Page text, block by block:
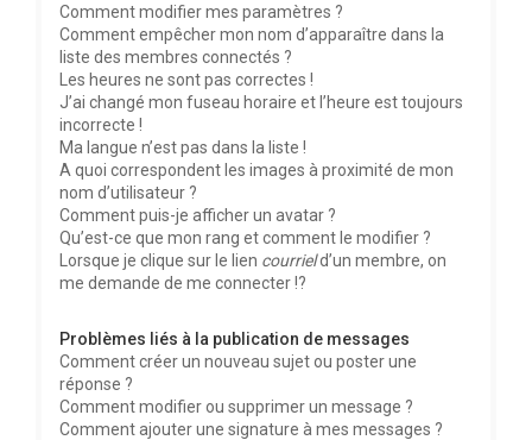
Comment modifier mes paramètres ?
Comment empêcher mon nom d’apparaître dans la
liste des membres connectés ?
Les heures ne sont pas correctes !
J’ai changé mon fuseau horaire et l’heure est toujours
incorrecte !
Ma langue n’est pas dans la liste !
A quoi correspondent les images à proximité de mon
nom d’utilisateur ?
Comment puis-je afficher un avatar ?
Qu’est-ce que mon rang et comment le modifier ?
Lorsque je clique sur le lien courrield’un membre, on
me demande de me connecter !?
Problèmes liés à la publication de messages
Comment créer un nouveau sujet ou poster une
réponse ?
Comment modifier ou supprimer un message ?
Comment ajouter une signature à mes messages ?